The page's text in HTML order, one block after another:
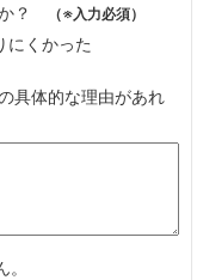
？ （※入力必須）
にくかった
具体的な理由があれ